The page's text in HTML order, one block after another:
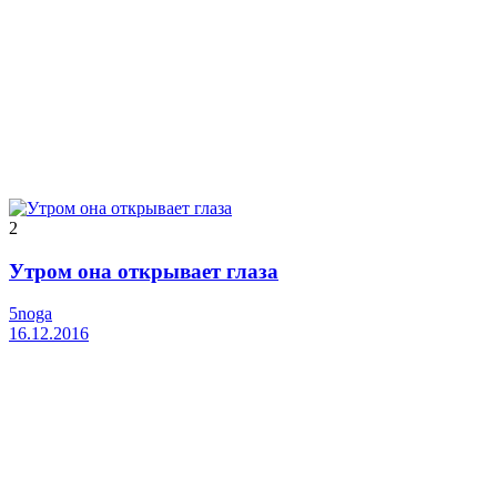
2
Утром она открывает глаза
5noga
16.12.2016